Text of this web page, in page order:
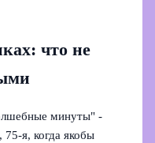
что не
минуты" -
75‑я, когда якобы